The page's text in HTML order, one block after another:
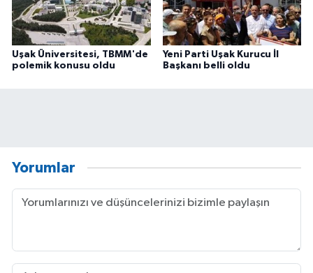
Uşak Üniversitesi, TBMM'de
polemik konusu oldu
Yeni Parti Uşak Kurucu İl
Başkanı belli oldu
Yorumlar